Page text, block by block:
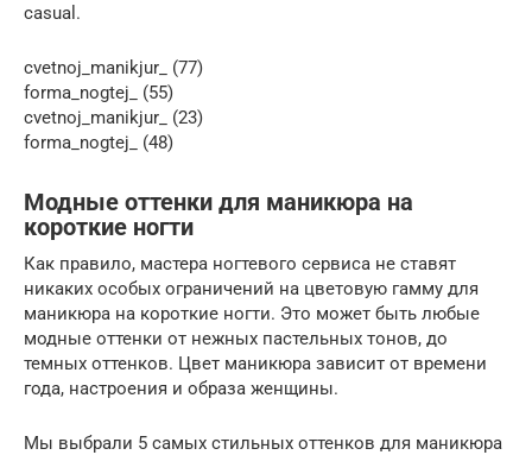
casual.
cvetnoj_manikjur_ (77)
forma_nogtej_ (55)
cvetnoj_manikjur_ (23)
forma_nogtej_ (48)
Модные оттенки для маникюра на
короткие ногти
Как правило, мастера ногтевого сервиса не ставят
никаких особых ограничений на цветовую гамму для
маникюра на короткие ногти. Это может быть любые
модные оттенки от нежных пастельных тонов, до
темных оттенков. Цвет маникюра зависит от времени
года, настроения и образа женщины.
Мы выбрали 5 самых стильных оттенков для маникюра